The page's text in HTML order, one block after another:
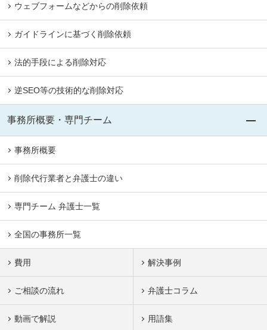
ウェブフォームなどからの削除依頼
ガイドラインに基づく削除依頼
法的手段による削除対応
逆SEO等の技術的な削除対応
事務所概要・専門チーム
事務所概要
削除代行業者と弁護士の違い
専門チーム 弁護士一覧
全国の事務所一覧
費用 解決事例
ご相談の流れ 弁護士コラム
動画で解説 用語集